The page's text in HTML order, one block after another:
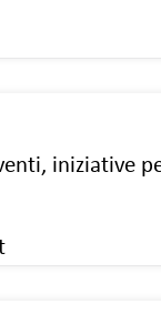
iniziative